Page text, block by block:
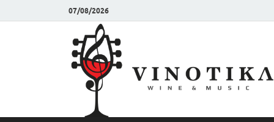
07/08/2026